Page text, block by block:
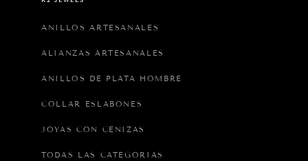
ANILLOS ARTESANALES
ALIANZAS ARTESANALES
ANILLOS DE PLATA HOMBRE
COLLAR ESLABONES
JOYAS CON CENIZAS
TODAS LAS CATEGORIAS